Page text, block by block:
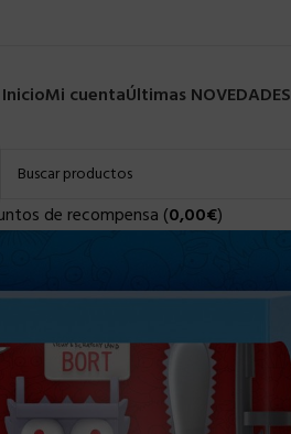
InicioMi cuentaÚltimas NOVEDADES
de recompensa (0,00€)